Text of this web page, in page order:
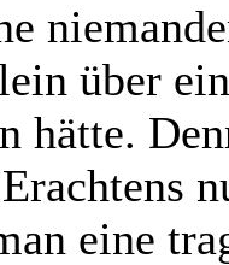
über
hätte.
eine